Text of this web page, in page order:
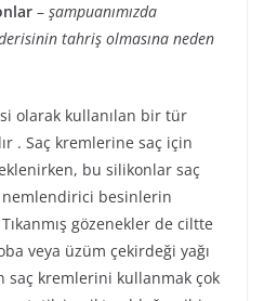
– şampuanımızda
tahriş olmasına neden
olarak kullanılan bir tür
. Saç kremlerine saç için
bu silikonlar saç
besinlerin
gözenekler de ciltte
veya üzüm çekirdeği yağı
saç kremlerini kullanmak çok